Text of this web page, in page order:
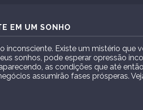
EM UM SONHO
inconsciente. Existe um mistério que
sonhos, pode esperar opressão
as condições que até
assumirão fases prósperas.